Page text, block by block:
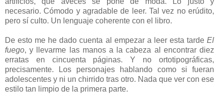
necesario. Cómodo y agradable de leer. Tal vez no erúdito,
pero sí culto. Un lenguaje coherente con el libro.
De esto me he dado cuenta al empezar a leer esta tarde El
fuego, y llevarme las manos a la cabeza al encontrar diez
erratas en cincuenta páginas. Y no ortotipográficas,
precisamente. Los personajes hablando como si fueran
adolescentes y ni un chirrido tras otro. Nada que ver con ese
estilo tan limpio de la primera parte.